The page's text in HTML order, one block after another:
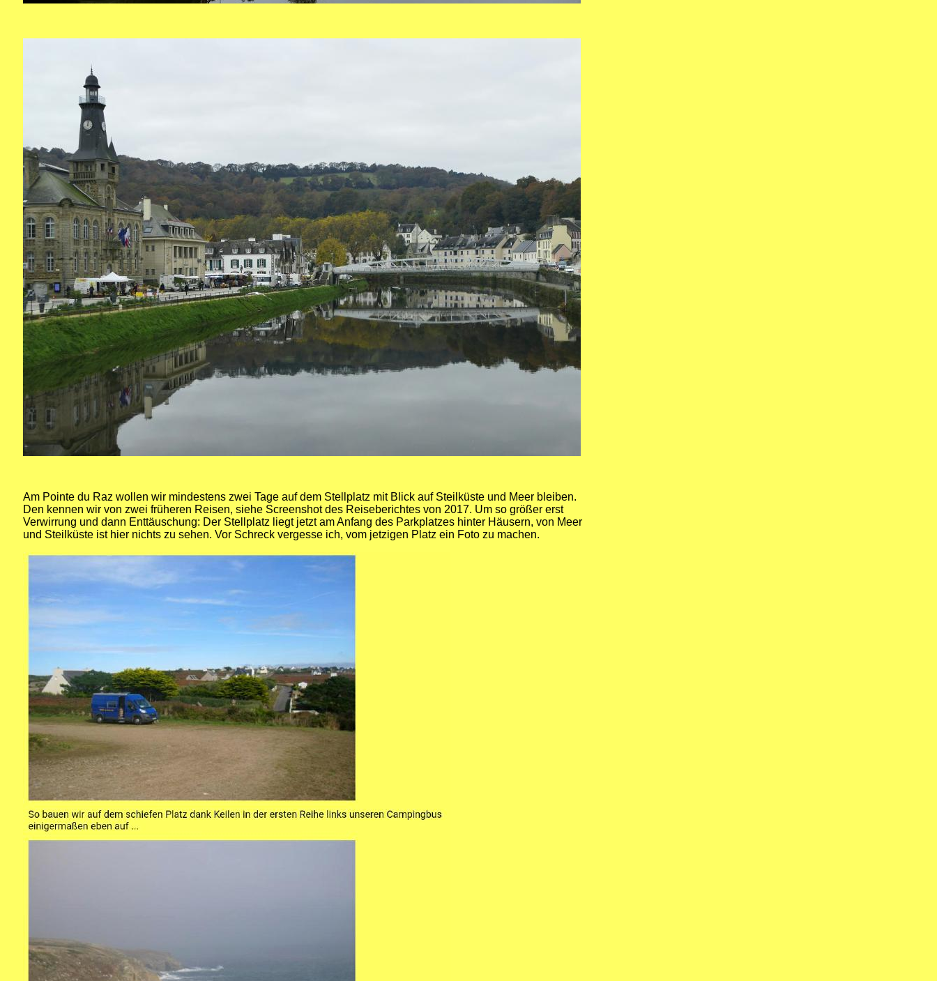
Am Pointe du Raz wollen wir mindestens zwei Tage auf dem Stellplatz mit Blick auf Steilküste und Meer bleiben.
Den kennen wir von zwei früheren Reisen, siehe Screenshot des Reiseberichtes von 2017. Um so größer erst
Verwirrung und dann Enttäuschung: Der Stellplatz liegt jetzt am Anfang des Parkplatzes hinter Häusern, von Meer
und Steilküste ist hier nichts zu sehen. Vor Schreck vergesse ich, vom jetzigen Platz ein Foto zu machen.